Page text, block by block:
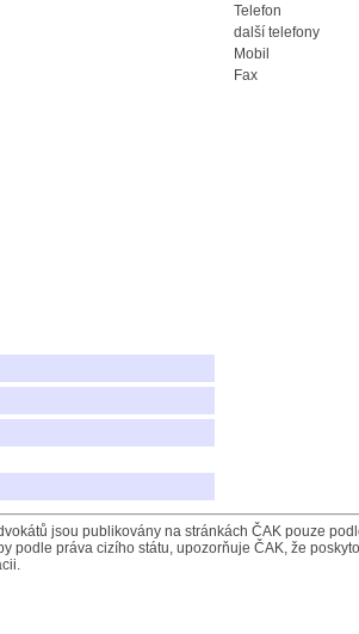
Telefon
další telefony
Mobil
Fax
jsou publikovány na stránkách ČAK pouze
podle práva cizího státu, upozorňuje ČAK, že